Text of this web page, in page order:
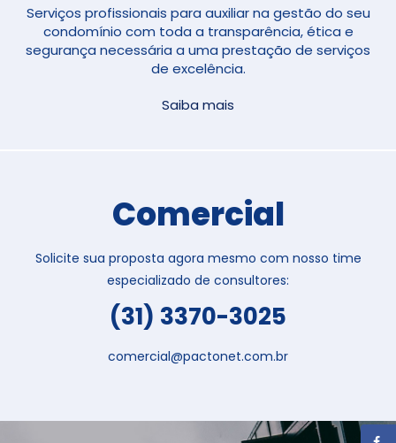
Serviços profissionais para auxiliar na gestão do seu
condomínio com toda a transparência, ética e
segurança necessária a uma prestação de serviços
de excelência.
Saiba mais
Comercial
Solicite sua proposta agora mesmo com nosso time
especializado de consultores:
(31) 3370-3025
comercial@pactonet.com.br